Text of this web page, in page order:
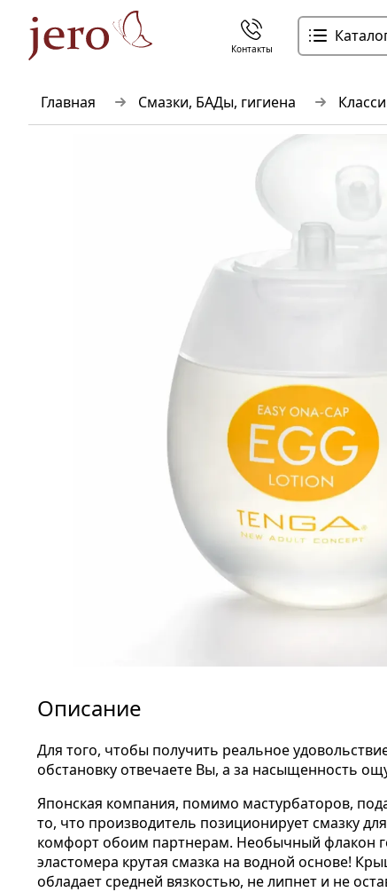
Главная Смазки, БАДы, гигиена
Описание
Для того, чтобы получить реальное
обстановку отвечаете Вы, а за насыщенность
Японская компания, помимо мастурбаторов,
то, что производитель позиционирует смазку
комфорт обоим партнерам. Необычный флакон
эластомера крутая смазка на водной основе!
обладает средней вязкостью, не липнет и не
Контакты